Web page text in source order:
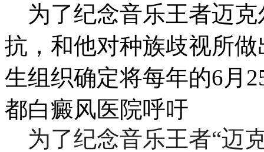
为了纪念音乐王者迈克
抗，和他对种族歧视所
生组织确定将每年的6月
都白癜风医院呼吁
为了纪念音乐王者“迈